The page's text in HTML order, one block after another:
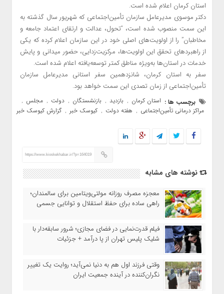
استان کرمان اعلام شده است.
دکتر موسوی مدیرعامل سازمان تأمین‌اجتماعی که شهریور سال گذشته به
این سمت منصوب شده است، “تحول، عدالت و ارتقای اعتماد جامعه و
مخاطبان” را از اولویت‌های اصلی خود در این سازمان اعلام کرده که یکی
از راهبردهای تحقق این اولویت‌ها، مرکزیت‌زدایی، حضور میدانی و پایش
خدمات در استان‌ها به‌ویژه مناطق کمتر توسعه‌یافته اعلام شده است.
سفر به استان کرمان، شانزدهمین سفر استانی مدیرعامل سازمان
تأمین‌اجتماعی از زمان تصدی این سمت خواهد بود.
برچسب ها : استان کرمان , بازدید , بازنشستگان , دولت , مجلس ,
مراکز درمانی تأمین‌اجتماعی , هفته دولت , کیوسک خبر , گزارش کیوسک خبر
https://www.kioskekhabar.ir/?p=164019
نوشته های مشابه
معجزه مصرف روزانه مولتی‌ویتامین برای سالمندان؛
راهی ساده برای حفظ استقلال و توانایی جسمی
فیلم قدرت‌نمایی در فضای مجازی؛ شرور سابقه‌دار با
شلیک پلیس تهران از پا درآمد + جزئیات
وقتی فرزند اول هم به دنیا نمی‌آید؛ روایت یک تغییر
نگران‌کننده در آینده جمعیت ایران